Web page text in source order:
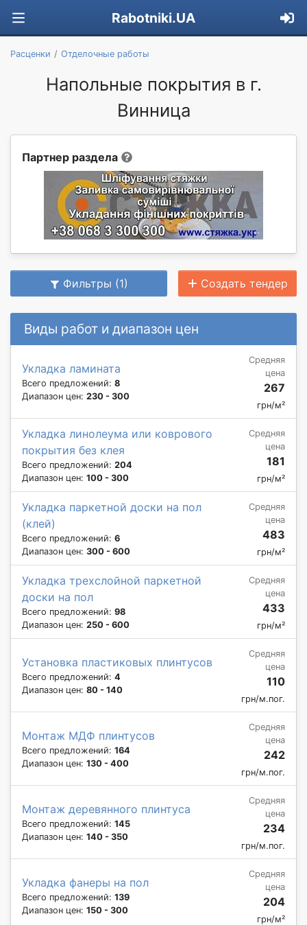
Rabotniki.UA
Расценки Отделочные работы
Напольные покрытия в г.
Винница
Партнер раздела
Фильтры (1) Создать тендер
Виды работ и диапазон цен
Укладка ламината
Всего предложений: 8
Диапазон цен: 230 - 300
Средняя
цена
267
грн/м²
Укладка линолеума или коврового
покрытия без клея
Всего предложений: 204
Диапазон цен: 100 - 300
Средняя
цена
181
грн/м²
Укладка паркетной доски на пол
(клей)
Всего предложений: 6
Диапазон цен: 300 - 600
Средняя
цена
483
грн/м²
Укладка трехслойной паркетной
доски на пол
Всего предложений: 98
Диапазон цен: 250 - 600
Средняя
цена
433
грн/м²
Установка пластиковых плинтусов
Всего предложений: 4
Диапазон цен: 80 - 140
Средняя
цена
110
грн/м.пог.
Монтаж МДФ плинтусов
Всего предложений: 164
Диапазон цен: 130 - 400
Средняя
цена
242
грн/м.пог.
Монтаж деревянного плинтуса
Всего предложений: 145
Диапазон цен: 140 - 350
Средняя
цена
234
грн/м.пог.
Укладка фанеры на пол
Всего предложений: 139
Диапазон цен: 150 - 300
Средняя
цена
204
грн/м²